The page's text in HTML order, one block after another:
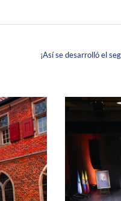
¡Así se desarrolló el